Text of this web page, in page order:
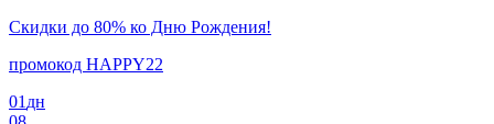
Скидки до 80% ко Дню Рождения!
промокод HAPPY22
01 дн